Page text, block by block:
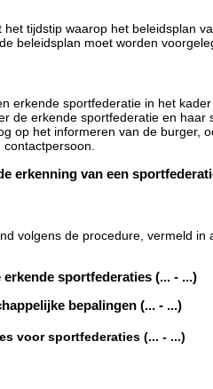
tijdstip waarop het beleidsplan
beleidsplan moet worden
erkende sportfederatie in het
de erkende sportfederatie en
op het informeren van de burger,
erkenning van een
volgens de procedure, vermeld
sportfederaties (... - ...)
bepalingen (... - ...)
voor sportfederaties (... - ...)